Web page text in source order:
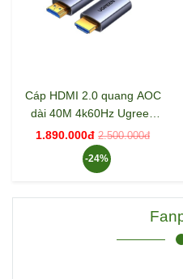
Cáp HDMI 2.0 quang AOC
dài 40M 4k60Hz Ugreen
45508 HD178
1.890.000đ 2.500.000đ
-24%